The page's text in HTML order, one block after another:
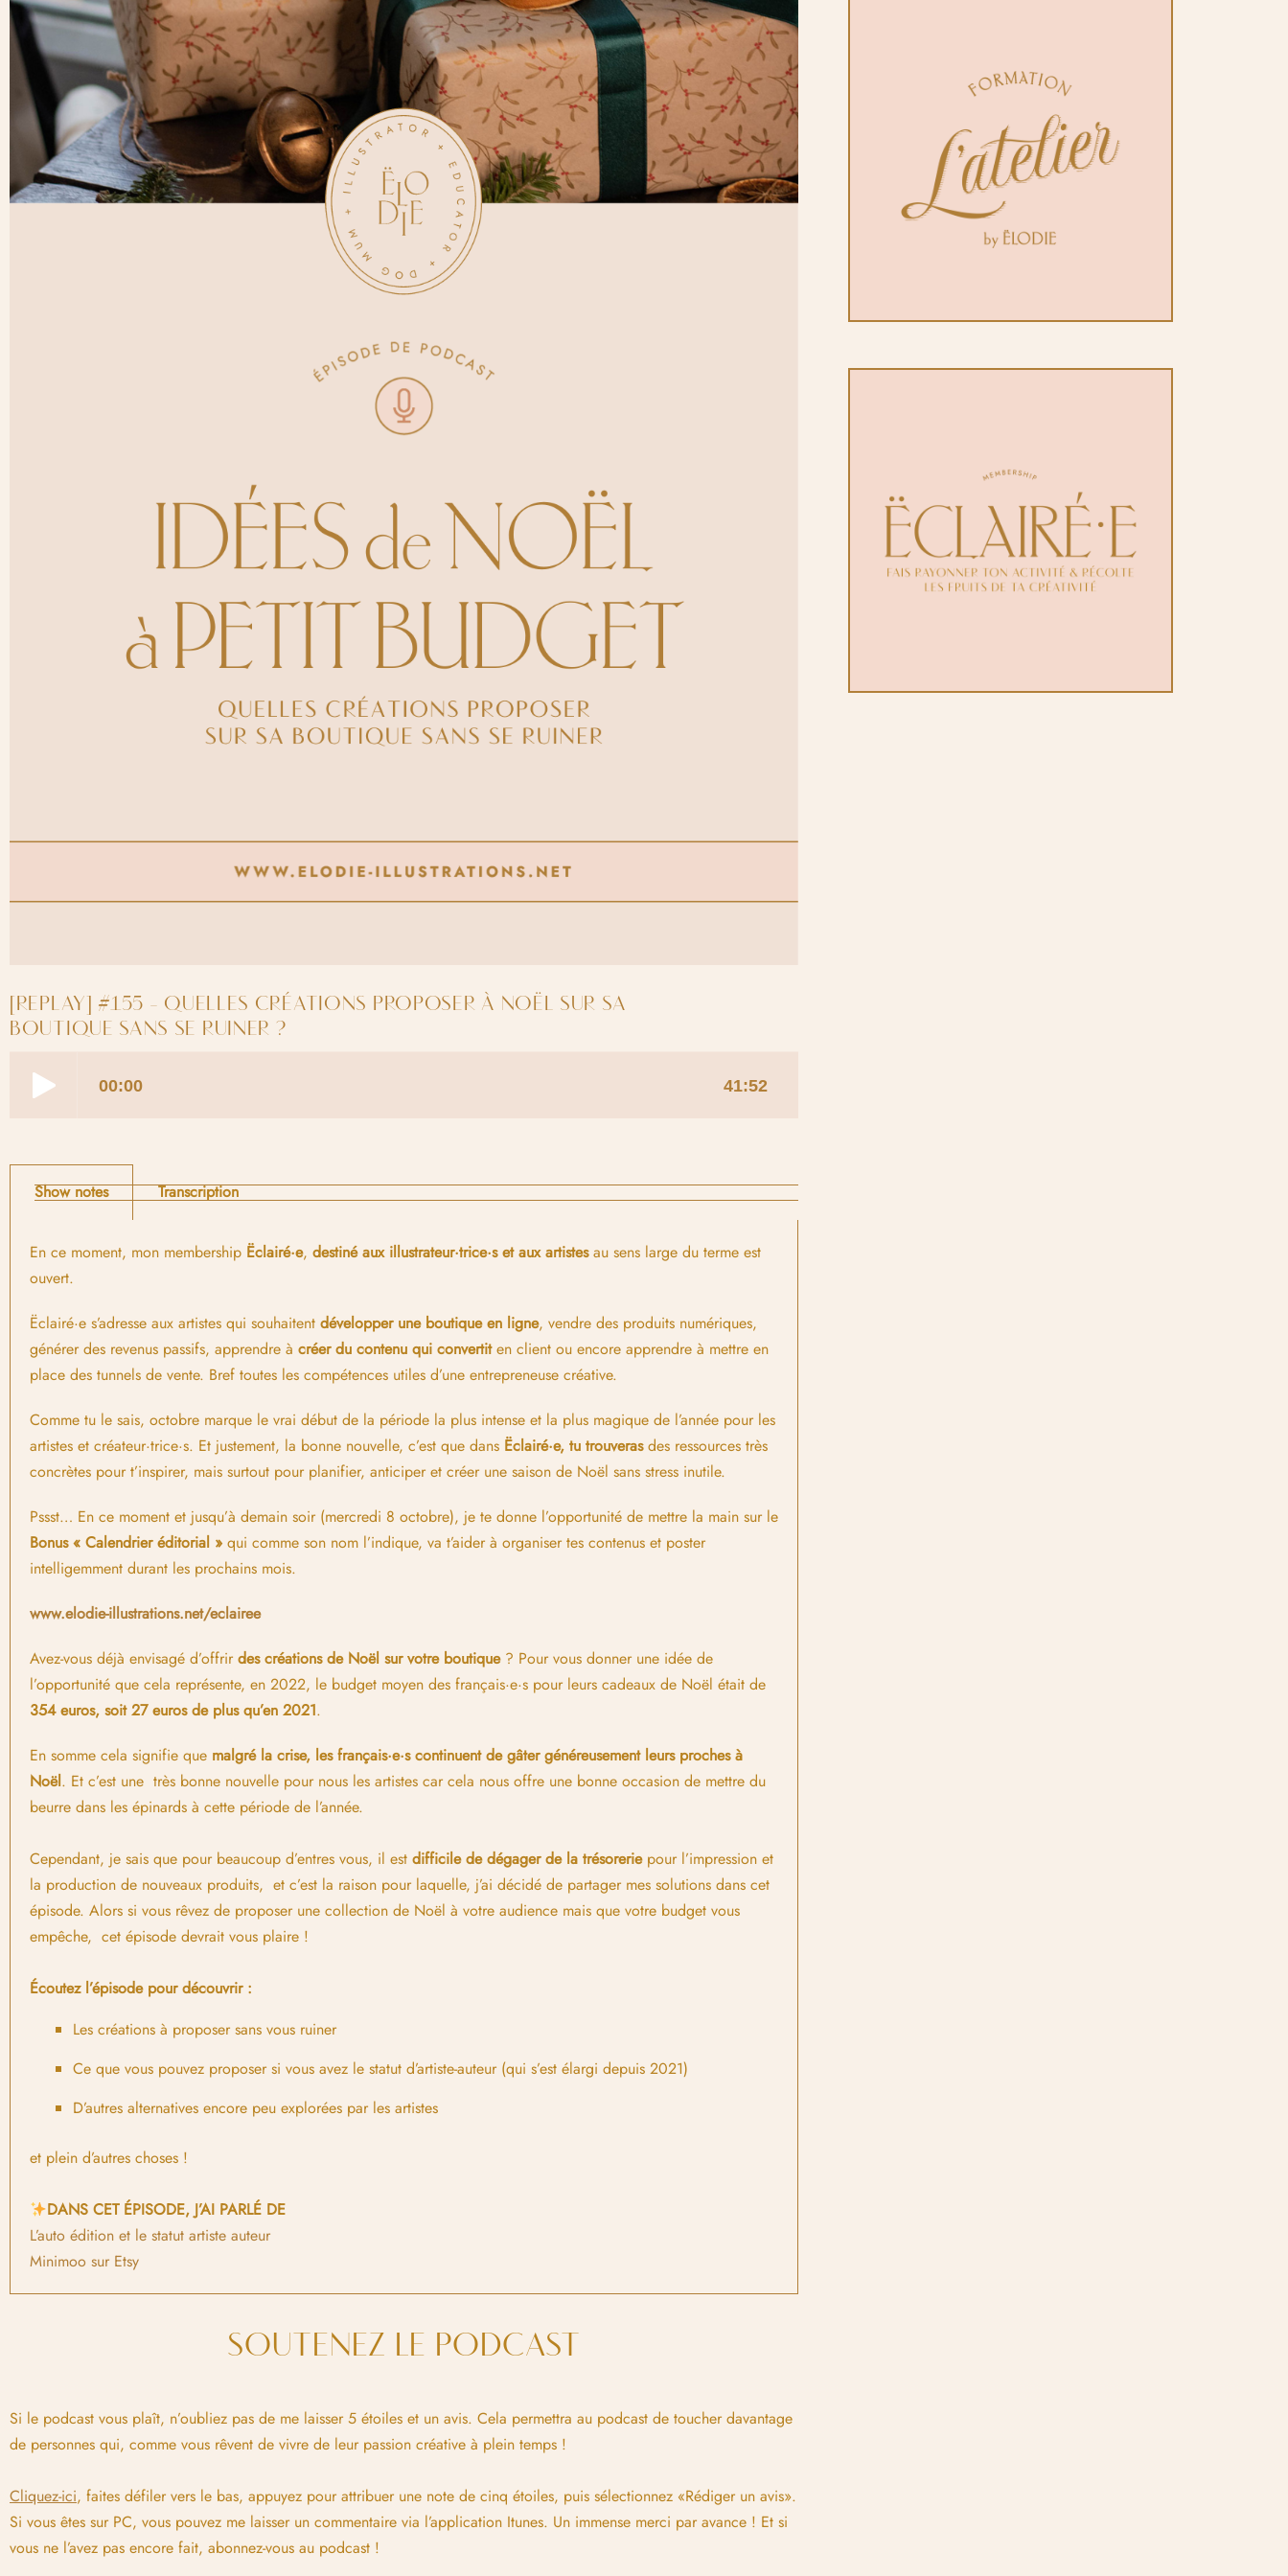
[REPLAY] #155 - QUELLES CRÉATIONS PROPOSER À NOËL SUR SA
BOUTIQUE SANS SE RUINER ?
Show notes Transcription
En ce moment, mon membership Ëclairé·e, destiné aux illustrateur·trice·s et aux artistesau sens large du terme est
ouvert.
Ëclairé·e s’adresse aux artistes qui souhaitent développer une boutique en ligne, vendre des produits numériques,
générer des revenus passifs, apprendre à créer du contenu qui convertiten client ou encore apprendre à mettre en
place des tunnels de vente. Bref toutes les compétences utiles d’une entrepreneuse créative.
Comme tu le sais, octobre marque le vrai début de la période la plus intense et la plus magique de l’année pour les
artistes et créateur·trice·s. Et justement, la bonne nouvelle, c’est que dans Ëclairé·e, tu trouverasdes ressources très
concrètes pour t’inspirer, mais surtout pour planifier, anticiper et créer une saison de Noël sans stress inutile.
Pssst… En ce moment et jusqu’à demain soir (mercredi 8 octobre), je te donne l’opportunité de mettre la main sur le
Bonus « Calendrier éditorial » qui comme son nom l’indique, va t’aider à organiser tes contenus et poster
intelligemment durant les prochains mois.
www.elodie-illustrations.net/eclairee
Avez-vous déjà envisagé d’offrirdes créations de Noël sur votre boutique? Pour vous donner une idée de
l’opportunité que cela représente, en 2022, le budget moyen des français·e·s pour leurs cadeaux de Noël était de
354 euros, soit 27 euros de plus qu’en 2021.
En somme cela signifie que malgré la crise, les français·e·s continuent de gâter généreusement leurs proches à
Noël. Et c’est une très bonne nouvelle pour nous les artistes car cela nous offre une bonne occasion de mettre du
beurre dans les épinards à cette période de l’année.
Cependant, je sais que pour beaucoup d’entres vous, il est difficile de dégager de la trésorerie pour l’impression et
la production de nouveaux produits, et c’est la raison pour laquelle, j’ai décidé de partager mes solutions dans cet
épisode. Alors si vous rêvez de proposer une collection de Noël à votre audience mais que votre budget vous
empêche, cet épisode devrait vous plaire !
Écoutez l’épisode pour découvrir :
Les créations à proposer sans vous ruiner
Ce que vous pouvez proposer si vous avez le statut d’artiste-auteur (qui s’est élargi depuis 2021)
D’autres alternatives encore peu explorées par les artistes
et plein d’autres choses !
DANS CET ÉPISODE, J’AI PARLÉ DE
L’auto édition et le statut artiste auteur
Minimoo sur Etsy
SOUTENEZ LE PODCAST
Si le podcast vous plaît, n’oubliez pas de me laisser 5 étoiles et un avis. Cela permettra au podcast de toucher davantage
de personnes qui, comme vous rêvent de vivre de leur passion créative à plein temps !
Cliquez-ici, faites défiler vers le bas, appuyez pour attribuer une note de cinq étoiles, puis sélectionnez «Rédiger un avis».
Si vous êtes sur PC, vous pouvez me laisser un commentaire via l’application Itunes. Un immense merci par avance ! Et si
vous ne l’avez pas encore fait, abonnez-vous au podcast !